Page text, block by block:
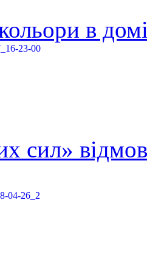
в
сил»